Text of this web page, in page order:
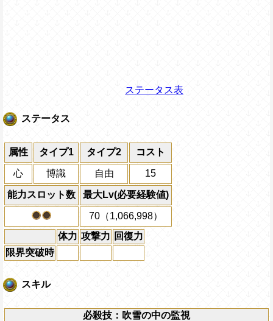
ステータス表
ステータス
属性 タイプ1 タイプ2 コスト
心 博識 自由 15
能力スロット数 最大Lv(必要経験値)
70（1,066,998）
体力 攻撃力 回復力
限界突破時
スキル
必殺技：吹雪の中の監視